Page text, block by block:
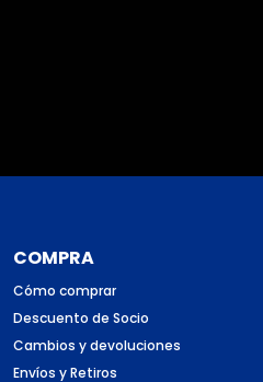
COMPRA
Cómo comprar
Descuento de Socio
Cambios y devoluciones
Envíos y Retiros